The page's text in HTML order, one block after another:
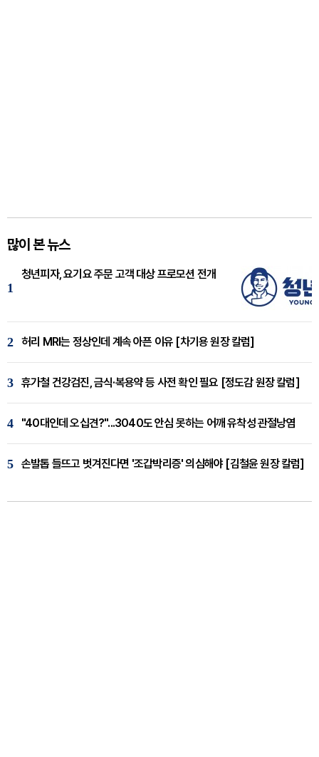
많이 본 뉴스
1
청년피자, 요기요 주문 고객 대상 프로모션 전개
2 허리 MRI는 정상인데 계속 아픈 이유 [차기용 원장 칼럼]
3 휴가철 건강검진, 금식·복용약 등 사전 확인 필요 [정도감 원장 칼럼]
4 "40대인데 오십견?"...3040도 안심 못하는 어깨 유착성 관절낭염
5 손발톱 들뜨고 벗겨진다면 '조갑박리증' 의심해야 [김철윤 원장 칼럼]